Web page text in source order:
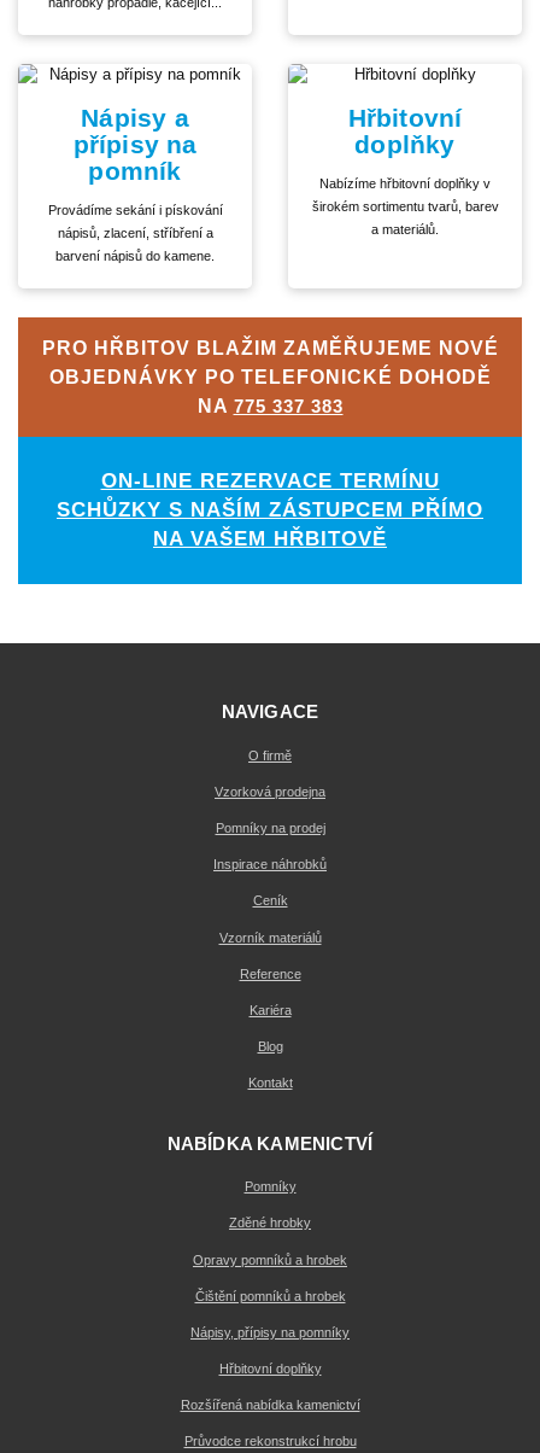
Nápisy a
přípisy na
pomník
Provádíme sekání i pískování
nápisů, zlacení, stříbření a
barvení nápisů do kamene.
Hřbitovní
doplňky
Nabízíme hřbitovní doplňky v
širokém sortimentu tvarů, barev
a materiálů.
PRO HŘBITOV BLAŽIM ZAMĚŘUJEME NOVÉ
OBJEDNÁVKY PO TELEFONICKÉ DOHODĚ
NA 775 337 383
ON-LINE REZERVACE TERMÍNU
SCHŮZKY S NAŠÍM ZÁSTUPCEM PŘÍMO
NA VAŠEM HŘBITOVĚ
NAVIGACE
O firmě
Vzorková prodejna
Pomníky na prodej
Inspirace náhrobků
Ceník
Vzorník materiálů
Reference
Kariéra
Blog
Kontakt
NABÍDKA KAMENICTVÍ
Pomníky
Zděné hrobky
Opravy pomníků a hrobek
Čištění pomníků a hrobek
Nápisy, přípisy na pomníky
Hřbitovní doplňky
Rozšířená nabídka kamenictví
Průvodce rekonstrukcí hrobu